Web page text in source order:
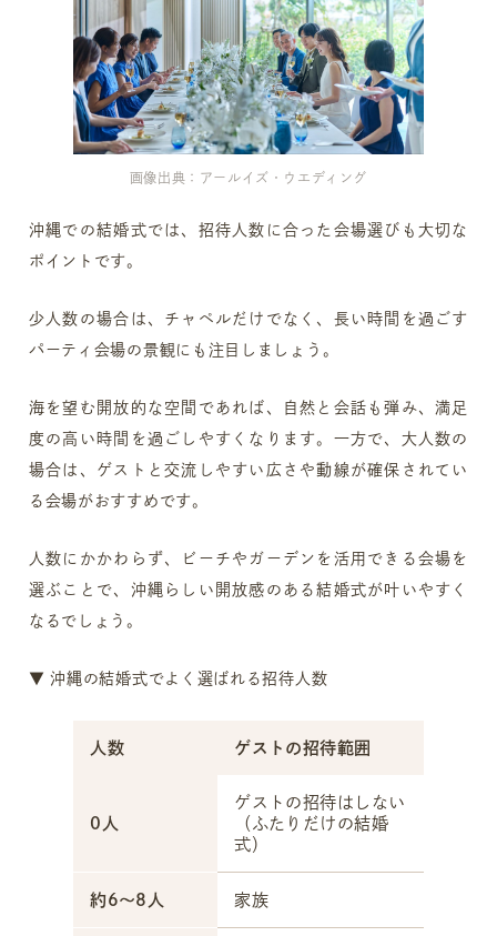
画像出典：アールイズ・ウエディング
沖縄での結婚式では、招待人数に合った会場選びも大切な
ポイントです。
少人数の場合は、チャペルだけでなく、長い時間を過ごす
パーティ会場の景観にも注目しましょう。
海を望む開放的な空間であれば、自然と会話も弾み、満足
度の高い時間を過ごしやすくなります。一方で、大人数の
場合は、ゲストと交流しやすい広さや動線が確保されてい
る会場がおすすめです。
人数にかかわらず、ビーチやガーデンを活用できる会場を
選ぶことで、沖縄らしい開放感のある結婚式が叶いやすく
なるでしょう。
▼ 沖縄の結婚式でよく選ばれる招待人数
人数 ゲストの招待範囲
0人
ゲストの招待はしない
（ふたりだけの結婚
式）
約6～8人 家族